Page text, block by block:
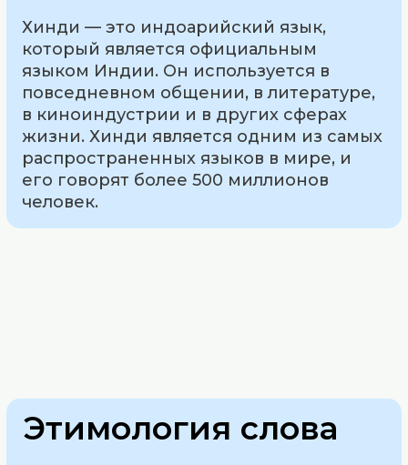
Хинди — это индоарийский язык,
который является официальным
языком Индии. Он используется в
повседневном общении, в литературе,
в киноиндустрии и в других сферах
жизни. Хинди является одним из самых
распространенных языков в мире, и
его говорят более 500 миллионов
человек.
Этимология слова